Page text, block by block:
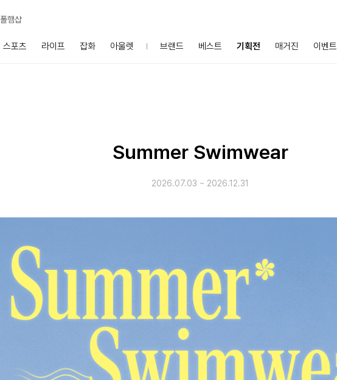
폴햄샵
스포츠 라이프 잡화 아울렛 브랜드 베스트 기획전 매거진 이벤트
Summer Swimwear
2026.07.03 ~ 2026.12.31